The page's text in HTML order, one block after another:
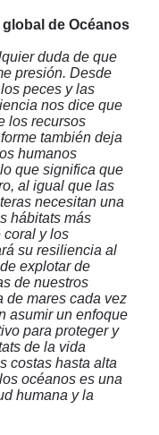
de Océanos
duda de que
presión. Desde
peces y las
nos dice que
los recursos
también deja
humanos
que significa que
al igual que las
necesitan una
hábitats más
coral y los
su resiliencia al
explotar de
de nuestros
de mares cada vez
asumir un enfoque
para proteger y
de la vida
costas hasta alta
océanos es una
humana y la